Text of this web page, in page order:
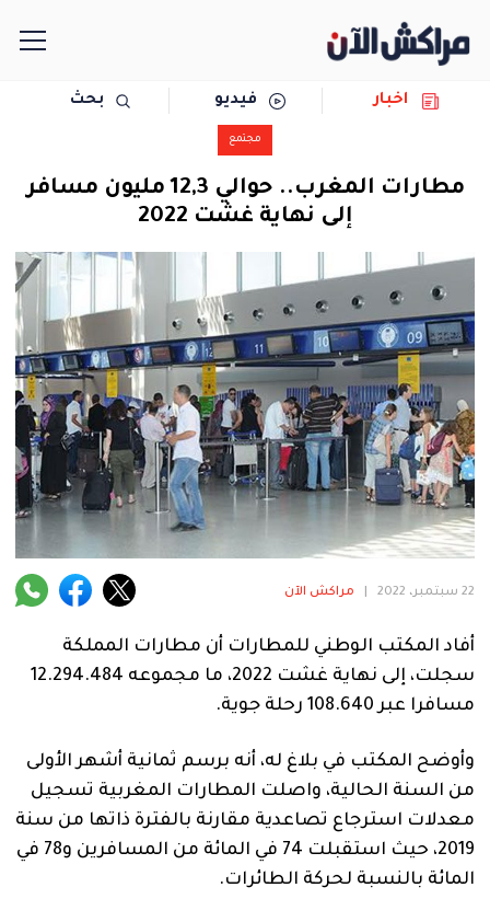
حوادث
دولية
المرأة
فنية
منوعة
آراء
اخبار فيديو بحث
مجتمع
مطارات المغرب.. حوالي 12,3 مليون مسافر
إلى نهاية غشت 2022
22 سبتمبر، 2022 مراكش الآن
أفاد المكتب الوطني للمطارات أن مطارات المملكة
سجلت، إلى نهاية غشت 2022، ما مجموعه 12.294.484
مسافرا عبر 108.640 رحلة جوية.
وأوضح المكتب في بلاغ له، أنه برسم ثمانية أشهر الأولى
من السنة الحالية، واصلت المطارات المغربية تسجيل
معدلات استرجاع تصاعدية مقارنة بالفترة ذاتها من سنة
2019، حيث استقبلت 74 في المائة من المسافرين و78 في
المائة بالنسبة لحركة الطائرات.